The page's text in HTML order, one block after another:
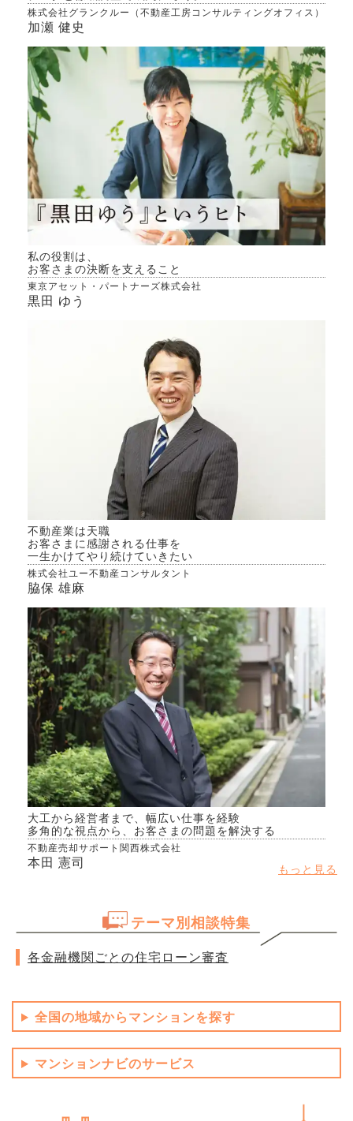
株式会社グランクルー（不動産工房コンサルティングオフィス）
加瀬 健史
私の役割は、
お客さまの決断を支えること
東京アセット・パートナーズ株式会社
黒田 ゆう
不動産業は天職
お客さまに感謝される仕事を
一生かけてやり続けていきたい
株式会社ユー不動産コンサルタント
脇保 雄麻
大工から経営者まで、幅広い仕事を経験
多角的な視点から、お客さまの問題を解決する
不動産売却サポート関西株式会社
本田 憲司 もっと見る
テーマ別相談特集
各金融機関ごとの住宅ローン審査
全国の地域からマンションを探す
マンションナビのサービス